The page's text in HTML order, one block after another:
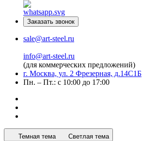
Заказать звонок
sale@art-steel.ru
info@art-steel.ru
(для коммерческих предложений)
г. Москва, ул. 2 Фрезерная, д.14С1Б
Пн. – Пт.: с 10:00 до 17:00
Темная тема Светлая тема